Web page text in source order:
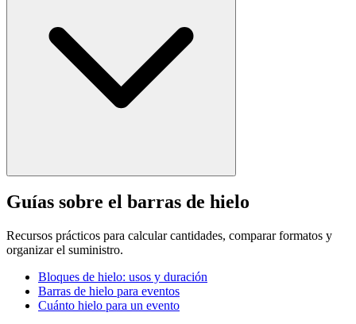
Guías sobre el barras de hielo
Recursos prácticos para calcular cantidades, comparar formatos y
organizar el suministro.
Bloques de hielo: usos y duración
Barras de hielo para eventos
Cuánto hielo para un evento